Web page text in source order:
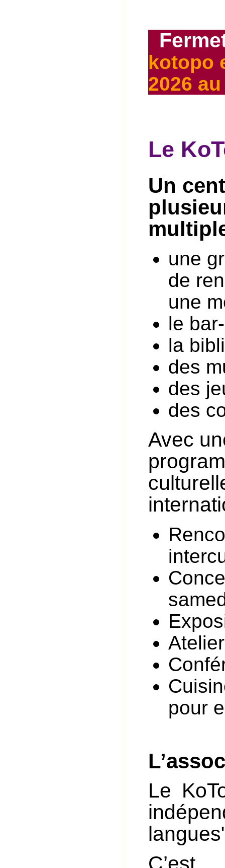
kotopo
2026
Le
Un
une
de
une
le
la
des
des
des
Avec
pour
Le